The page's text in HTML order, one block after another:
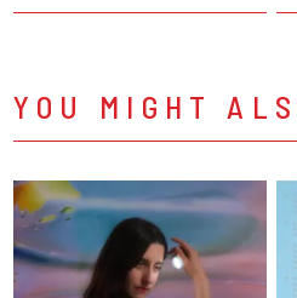
YOU MIGHT